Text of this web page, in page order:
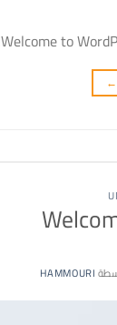
Welcome to
←
HAMMOURI